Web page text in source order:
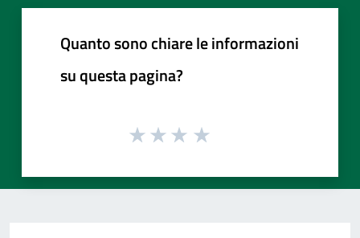
Quanto sono chiare le informazioni
su questa pagina?